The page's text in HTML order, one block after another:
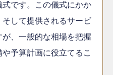
です。この儀式にかか
して提供されるサービ
、一般的な相場を把握
予算計画に役立てるこ